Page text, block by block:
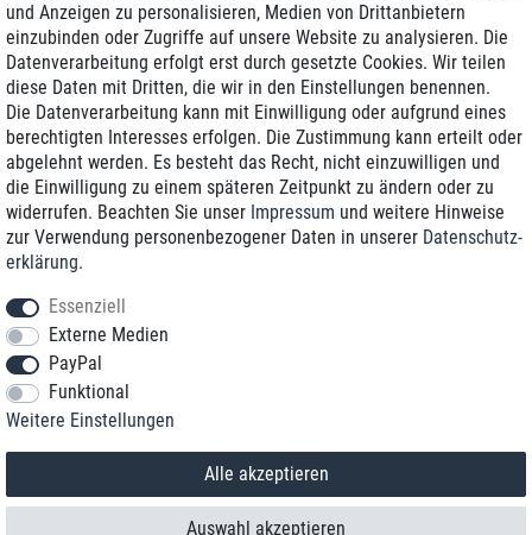
Zustellung am nächsten Werktag
Günstiger Versand
Generalüberholt mit Garantie
+49 8989 96160*
*Sie erreichen uns zum Ortstarif von Montag bis Freitag von 9 Uhr - 18 Uhr.
© 2018 TOP TEN Computervertrieb GmbH
und Anzeigen zu personalisieren, Medien von Drittanbietern
einzubinden oder Zugriffe auf unsere Website zu analysieren. Die
Datenverarbeitung erfolgt erst durch gesetzte Cookies. Wir teilen
diese Daten mit Dritten, die wir in den Einstellungen benennen.
Die Datenverarbeitung kann mit Einwilligung oder aufgrund eines
berechtigten Interesses erfolgen. Die Zustimmung kann erteilt oder
abgelehnt werden. Es besteht das Recht, nicht einzuwilligen und
die Einwilligung zu einem späteren Zeitpunkt zu ändern oder zu
widerrufen. Beachten Sie unser Impressum und weitere Hinweise
zur Verwendung personenbezogener Daten in unserer Daten­schutz­
erklärung.
Essenziell
Externe Medien
PayPal
Funktional
Weitere Einstellungen
Alle akzeptieren
Auswahl akzeptieren